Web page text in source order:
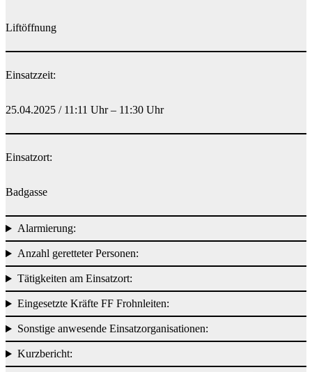
Liftöffnung
Einsatzzeit:
25.04.2025 / 11:11 Uhr – 11:30 Uhr
Einsatzort:
Badgasse
Alarmierung:
Anzahl geretteter Personen:
Tätigkeiten am Einsatzort:
Eingesetzte Kräfte FF Frohnleiten:
Sonstige anwesende Einsatzorganisationen:
Kurzbericht: